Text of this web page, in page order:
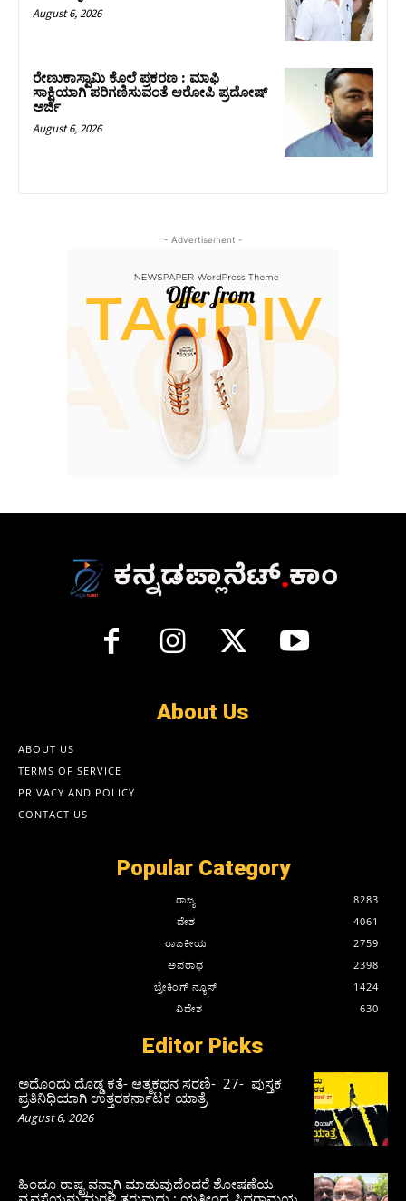
August 6, 2026
ರೇಣುಕಾಸ್ವಾಮಿ ಕೊಲೆ ಪ್ರಕರಣ : ಮಾಫಿ
ಸಾಕ್ಷಿಯಾಗಿ ಪರಿಗಣಿಸುವಂತೆ ಆರೋಪಿ ಪ್ರದೋಷ್‌
ಅರ್ಜಿ
August 6, 2026
- Advertisement -
About Us
ABOUT US
TERMS OF SERVICE
PRIVACY AND POLICY
CONTACT US
Popular Category
ರಾಜ್ಯ
8283
ದೇಶ
4061
ರಾಜಕೀಯ
2759
ಅಪರಾಧ
2398
ಬ್ರೇಕಿಂಗ್ ನ್ಯೂಸ್
1424
ವಿದೇಶ
630
Editor Picks
ಅದೊಂದು ದೊಡ್ಡ ಕತೆ- ಆತ್ಮಕಥನ ಸರಣಿ- 27- ಪುಸ್ತಕ
ಪ್ರತಿನಿಧಿಯಾಗಿ ಉತ್ತರಕರ್ನಾಟಕ ಯಾತ್ರೆ
August 6, 2026
ಹಿಂದೂ ರಾಷ್ಟ್ರವನ್ನಾಗಿ ಮಾಡುವುದೆಂದರೆ ಶೋಷಣೆಯ